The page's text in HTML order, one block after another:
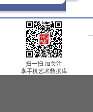
扫一扫 加关注
享手机艺术数据库